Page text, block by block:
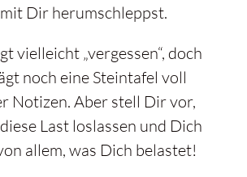
Dir herumschleppst.
vielleicht „vergessen“, doch
noch eine Steintafel voll
Notizen. Aber stell Dir vor,
Last loslassen und Dich
allem, was Dich belastet!